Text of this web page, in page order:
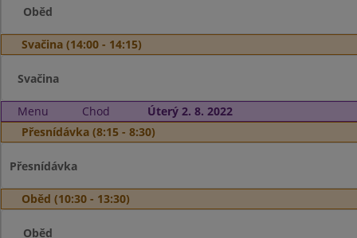
Oběd
Svačina (14:00 - 14:15)
Svačina
Menu Chod
Úterý 2. 8. 2022
Přesnídávka (8:15 - 8:30)
Přesnídávka
Oběd (10:30 - 13:30)
Oběd